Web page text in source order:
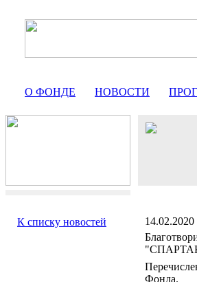
О ФОНДЕ НОВОСТИ
К списку новостей
14.02.2020
Фонда.